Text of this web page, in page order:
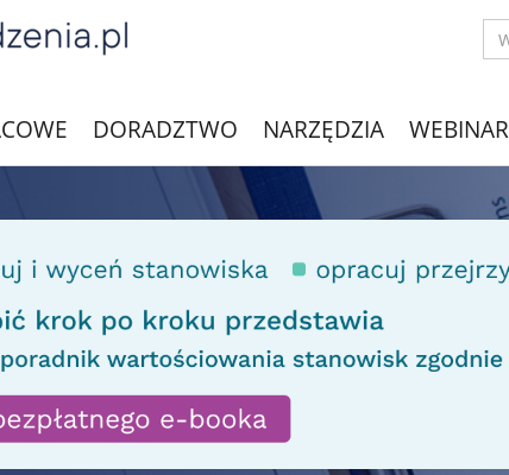
DORADZTWO NARZĘDZIA